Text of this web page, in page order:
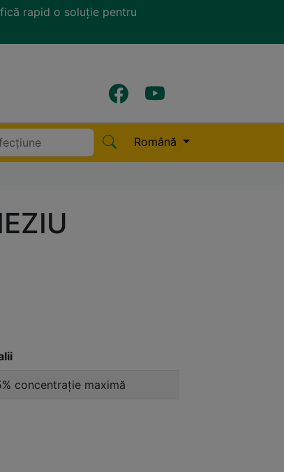
rapid o soluție pentru
Română
concentrație maximă